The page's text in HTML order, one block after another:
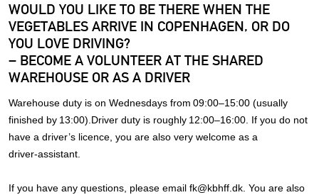
WOULD YOU LIKE TO BE THERE WHEN THE
VEGETABLES ARRIVE IN COPENHAGEN, OR DO
YOU LOVE DRIVING?
– BECOME A VOLUNTEER AT THE SHARED
WAREHOUSE OR AS A DRIVER
Warehouse duty is on Wednesdays from 09:00–15:00 (usually
finished by 13:00).Driver duty is roughly 12:00–16:00. If you do not
have a driver’s licence, you are also very welcome as a
driver‑assistant.
If you have any questions, please email fk@kbhff.dk. You are also